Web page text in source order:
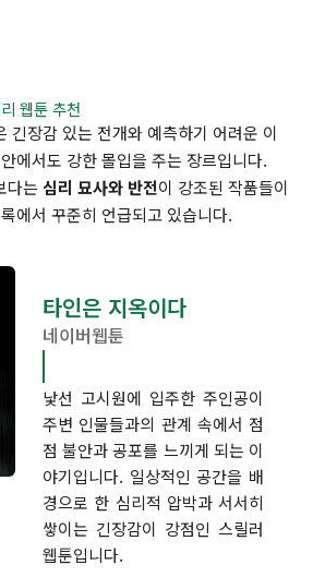
웹툰 추천
긴장감 있는 전개와 예측하기 어려운 이
에서도 강한 몰입을 주는 장르입니다.
다는 심리 묘사와 반전이 강조된 작품들이
에서 꾸준히 언급되고 있습니다.
타인은 지옥이다
네이버웹툰
낯선 고시원에 입주한 주인공이
주변 인물들과의 관계 속에서 점
점 불안과 공포를 느끼게 되는 이
야기입니다. 일상적인 공간을 배
경으로 한 심리적 압박과 서서히
쌓이는 긴장감이 강점인 스릴러
웹툰입니다.